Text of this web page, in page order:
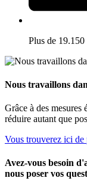
Plus de 19.150
Nous travaillons
Grâce à des mesures
réduire autant que
Vous trouverez ici
Avez-vous besoin
nous poser vos